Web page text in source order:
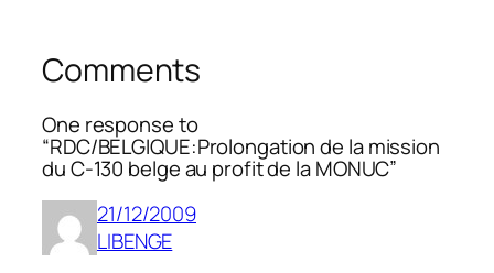
Comments
One response to
“RDC/BELGIQUE:Prolongation de la mission
du C-130 belge au profit de la MONUC”
21/12/2009
LIBENGE